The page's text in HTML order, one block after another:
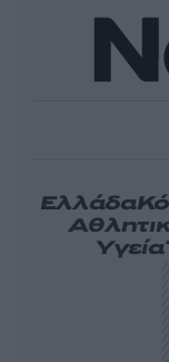
Ελλάδα
Υγεία